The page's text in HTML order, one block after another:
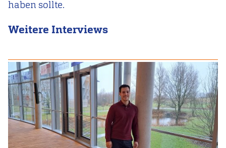
haben sollte.
Weitere Interviews